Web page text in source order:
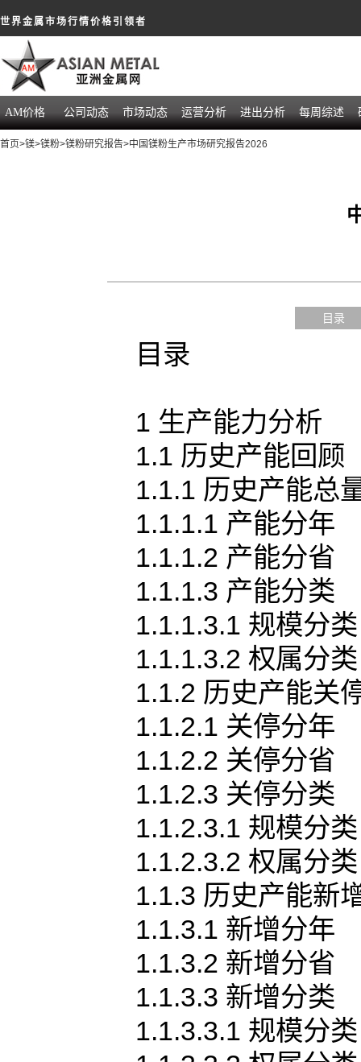
世界金属市场行情价格引领者
AM价格 公司动态 市场动态 运营分析 进出分析 每周综述
首页>镁>镁粉>镁粉研究报告>中国镁粉生产市场研究报告2026
目录
目录
1 生产能力分析
1.1 历史产能回顾
1.1.1 历史产能总
1.1.1.1 产能分年
1.1.1.2 产能分省
1.1.1.3 产能分类
1.1.1.3.1 规模分类
1.1.1.3.2 权属分类
1.1.2 历史产能关
1.1.2.1 关停分年
1.1.2.2 关停分省
1.1.2.3 关停分类
1.1.2.3.1 规模分类
1.1.2.3.2 权属分类
1.1.3 历史产能新
1.1.3.1 新增分年
1.1.3.2 新增分省
1.1.3.3 新增分类
1.1.3.3.1 规模分类